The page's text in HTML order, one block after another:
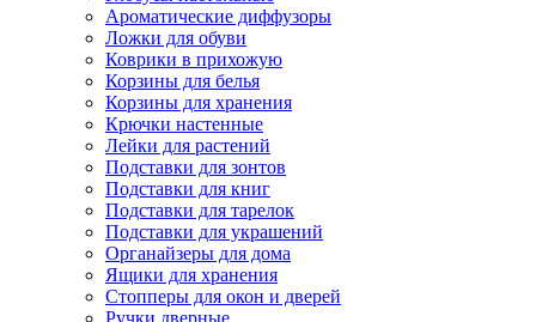
Ароматические диффузоры
Ложки для обуви
Коврики в прихожую
Корзины для белья
Корзины для хранения
Крючки настенные
Лейки для растений
Подставки для зонтов
Подставки для книг
Подставки для тарелок
Подставки для украшений
Органайзеры для дома
Ящики для хранения
Стопперы для окон и дверей
Ручки дверные